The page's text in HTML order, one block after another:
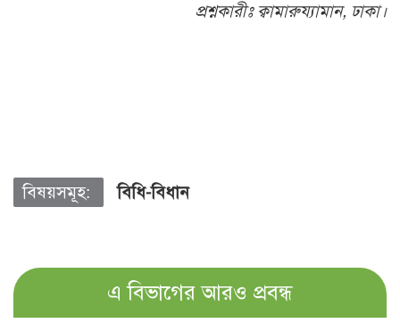
প্রশ্নকারীঃ ক্বামারুয্যামান, ঢাকা।
বিষয়সমূহ: বিধি-বিধান
এ বিভাগের আরও প্রবন্ধ